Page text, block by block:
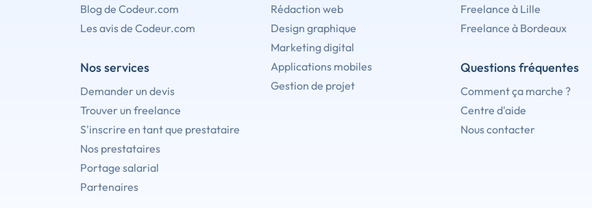
Blog de Codeur.com
Les avis de Codeur.com
Nos services
Demander un devis
Trouver un freelance
S'inscrire en tant que prestataire
Nos prestataires
Portage salarial
Partenaires
Rédaction web
Design graphique
Marketing digital
Applications mobiles
Gestion de projet
Freelance à Lille
Freelance à Bordeaux
Questions fréquentes
Comment ça marche ?
Centre d'aide
Nous contacter